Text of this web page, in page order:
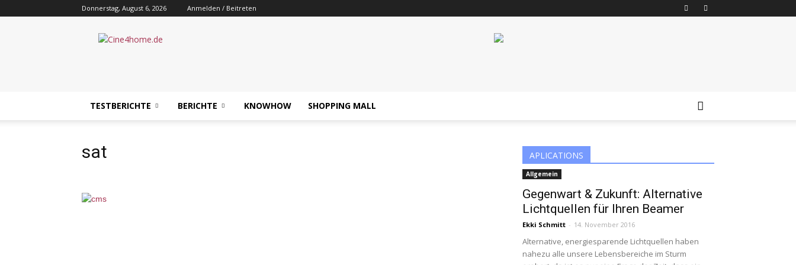
Donnerstag, August 6, 2026 Anmelden / Beitreten
Cine4home.de
TESTBERICHTE BERICHTE KNOWHOW SHOPPING MALL
sat APLICATIONS
Allgemein
Gegenwart & Zukunft: Alternative
Lichtquellen für Ihren Beamer
Ekki Schmitt - 14. November 2016
Alternative, energiesparende Lichtquellen haben
nahezu alle unsere Lebensbereiche im Sturm